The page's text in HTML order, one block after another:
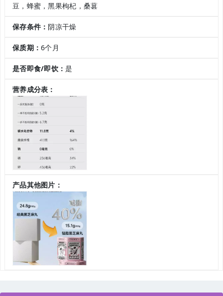
豆，蜂蜜，黑果枸杞，桑葚
保存条件： 阴凉干燥
保质期：6个月
是否即食/即饮：是
营养成分表：
产品其他图片：